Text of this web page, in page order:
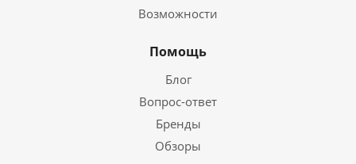
Возможности
Помощь
Блог
Вопрос-ответ
Бренды
Обзоры